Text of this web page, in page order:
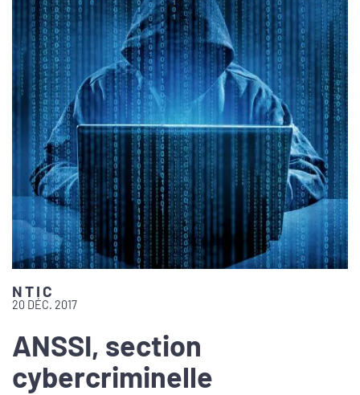
NTIC
20 DÉC. 2017
ANSSI, section
cybercriminelle